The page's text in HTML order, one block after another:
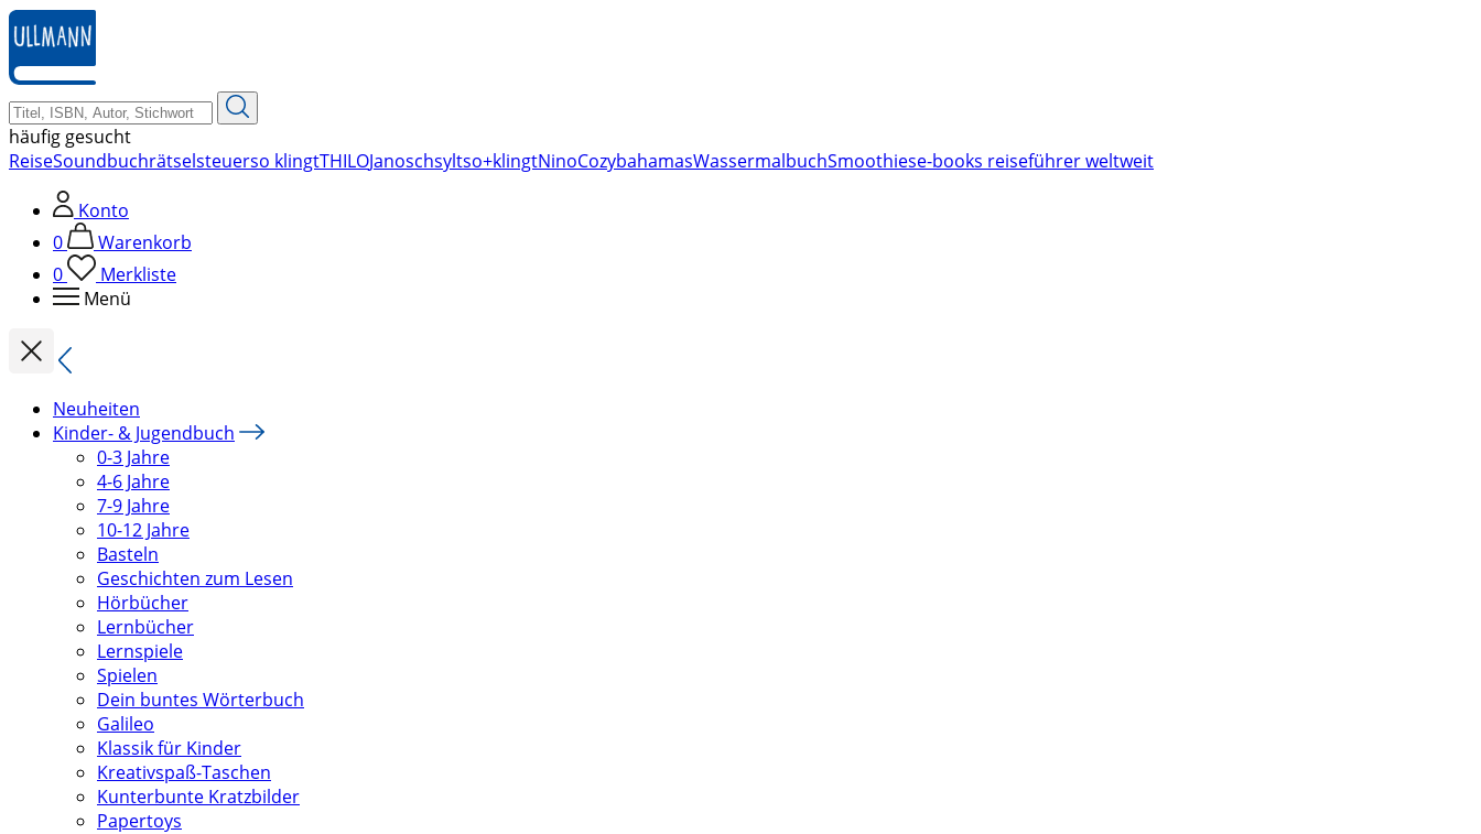
zum
Hauptinhalt
springen
häufig gesucht
ReiseSoundbuchrätselsteuerso klingtTHILOJanoschsyltso+klingtNinoCozybahamasWassermalbuchSmoothiese-books reiseführer weltweit
Konto
0
Warenkorb
0
Merkliste
Menü
Neuheiten
Kinder- & Jugendbuch
0-3 Jahre
4-6 Jahre
7-9 Jahre
10-12 Jahre
Basteln
Geschichten zum Lesen
Hörbücher
Lernbücher
Lernspiele
Spielen
Dein buntes Wörterbuch
Galileo
Klassik für Kinder
Kreativspaß-Taschen
Kunterbunte Kratzbilder
Papertoys